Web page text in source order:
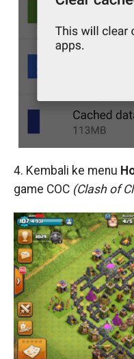
4. Kembali ke menu
game COC (Clash of